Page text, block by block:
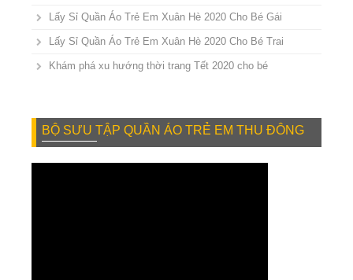
Lấy Sỉ Quần Áo Trẻ Em Xuân Hè 2020 Cho Bé Gái
Lấy Sỉ Quần Áo Trẻ Em Xuân Hè 2020 Cho Bé Trai
Khám phá xu hướng thời trang Tết 2020 cho bé
BỘ SƯU TẬP QUẦN ÁO TRẺ EM THU ĐÔNG